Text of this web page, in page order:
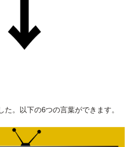
た。以下の6つの言葉ができます。